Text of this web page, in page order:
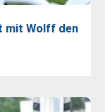
mit Wolff den